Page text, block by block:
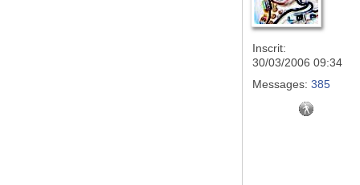
Inscrit:
30/03/2006 09:34
Messages: 385